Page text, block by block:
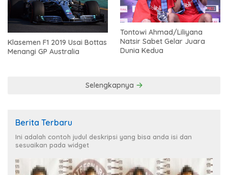
Klasemen F1 2019 Usai Bottas
Menangi GP Australia
Tontowi Ahmad/Liliyana
Natsir Sabet Gelar Juara
Dunia Kedua
Selengkapnya
Berita Terbaru
Ini adalah contoh judul deskripsi yang bisa anda isi dan
sesuaikan pada widget